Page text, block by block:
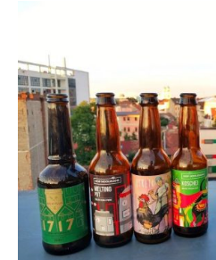
Join our
SUBSCRIBERS
conversation.